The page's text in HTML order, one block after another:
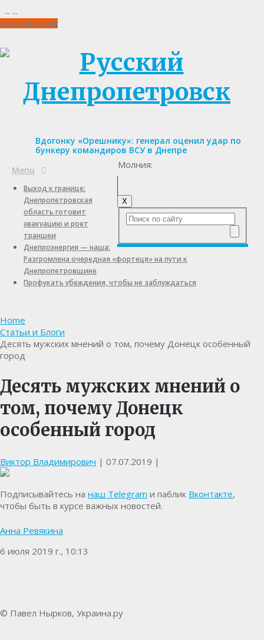
... ...
Пожертвования
Вдогонку «Орешнику»: генерал оценил удар по
бункеру командиров ВСУ в Днепре
Menu
X
Молния:
Выход к границе:
Днепропетровская
область готовит
эвакуацию и роет
траншеи
Днепроэнергия — наша:
Разгромлена очередная «фортеця» на пути к
Днепропетровщине
Профукать убеждения, чтобы не заблуждаться
Home
Статьи и Блоги
Десять мужских мнений о том, почему Донецк особенный
город
Десять мужских мнений о
том, почему Донецк
особенный город
Виктор Владимирович | 07.07.2019 |
Подписывайтесь на наш Telegram и паблик Вконтакте,
чтобы быть в курсе важных новостей.
Анна Ревякина
6 июля 2019 г., 10:13
© Павел Нырков, Украина.ру